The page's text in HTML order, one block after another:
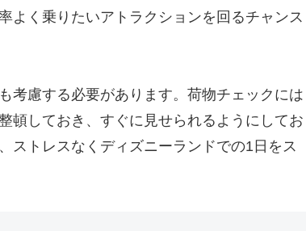
よく乗りたいアトラクションを回るチャンス
考慮する必要があります。荷物チェックには
頓しておき、すぐに見せられるようにしてお
ストレスなくディズニーランドでの1日をス